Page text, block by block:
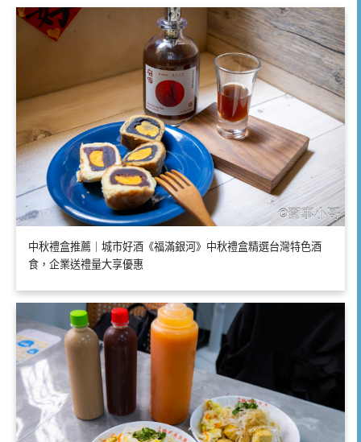
中秋禮盒推薦｜城市好酒《福滿銀河》中秋禮盒精選台灣特色酒
食，企業送禮量大享優惠